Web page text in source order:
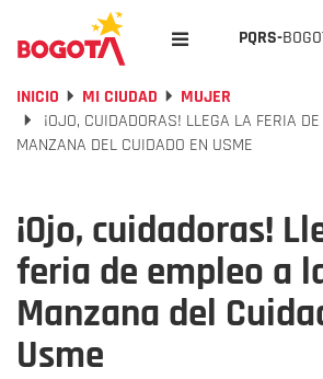
PQRS-
INICIO MI CIUDAD
MUJER
¡OJO, CUIDADORAS! LLEGA LA FERIA
MANZANA DEL CUIDADO EN USME
¡Ojo, cuidadoras!
feria de empleo a
Manzana del
Usme